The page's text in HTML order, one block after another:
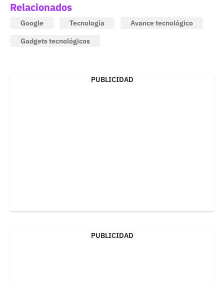
Relacionados
Google Tecnología
Avance tecnológico
Gadgets tecnológicos
PUBLICIDAD
PUBLICIDAD